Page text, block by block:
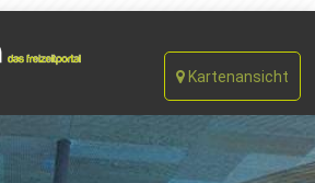
Kartenansicht